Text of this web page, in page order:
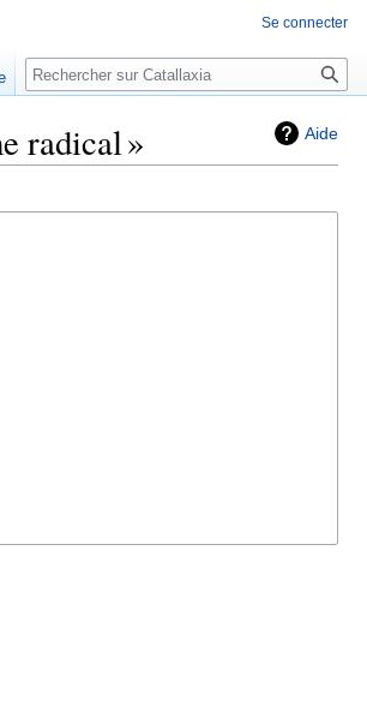
Aide
radical »
Se connecter
Rechercher